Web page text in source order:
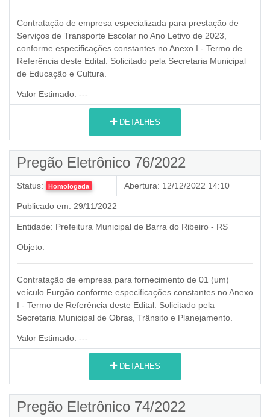
Contratação de empresa especializada para prestação de
Serviços de Transporte Escolar no Ano Letivo de 2023,
conforme especificações constantes no Anexo I - Termo de
Referência deste Edital. Solicitado pela Secretaria Municipal
de Educação e Cultura.
Valor Estimado: ---
DETALHES
Pregão Eletrônico 76/2022
Status: Homologada Abertura: 12/12/2022 14:10
Publicado em: 29/11/2022
Entidade: Prefeitura Municipal de Barra do Ribeiro - RS
Objeto:
Contratação de empresa para fornecimento de 01 (um)
veículo Furgão conforme especificações constantes no Anexo
I - Termo de Referência deste Edital. Solicitado pela
Secretaria Municipal de Obras, Trânsito e Planejamento.
Valor Estimado: ---
DETALHES
Pregão Eletrônico 74/2022